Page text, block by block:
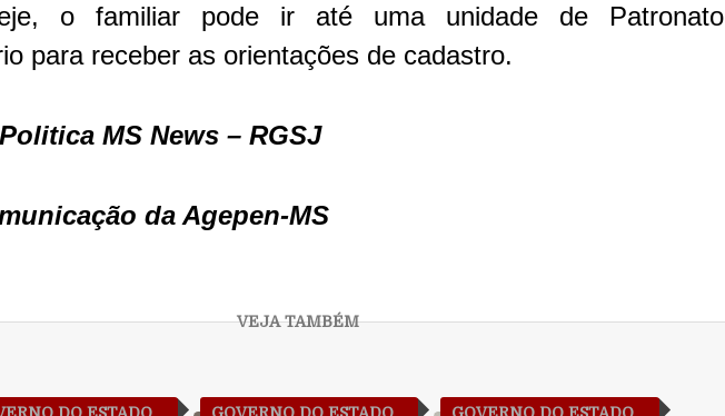
o familiar pode ir até uma unidade de Patronato
para receber as orientações de cadastro.
MS News – RGSJ
da Agepen-MS